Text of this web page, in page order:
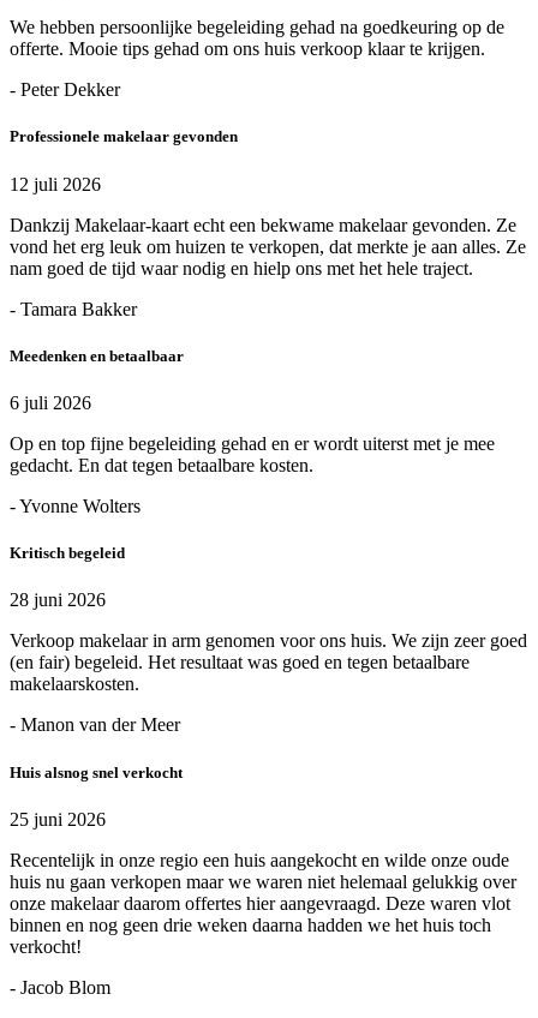
We hebben persoonlijke begeleiding gehad na goedkeuring op de
offerte. Mooie tips gehad om ons huis verkoop klaar te krijgen.
- Peter Dekker
Professionele makelaar gevonden
12 juli 2026
Dankzij Makelaar-kaart echt een bekwame makelaar gevonden. Ze
vond het erg leuk om huizen te verkopen, dat merkte je aan alles. Ze
nam goed de tijd waar nodig en hielp ons met het hele traject.
- Tamara Bakker
Meedenken en betaalbaar
6 juli 2026
Op en top fijne begeleiding gehad en er wordt uiterst met je mee
gedacht. En dat tegen betaalbare kosten.
- Yvonne Wolters
Kritisch begeleid
28 juni 2026
Verkoop makelaar in arm genomen voor ons huis. We zijn zeer goed
(en fair) begeleid. Het resultaat was goed en tegen betaalbare
makelaarskosten.
- Manon van der Meer
Huis alsnog snel verkocht
25 juni 2026
Recentelijk in onze regio een huis aangekocht en wilde onze oude
huis nu gaan verkopen maar we waren niet helemaal gelukkig over
onze makelaar daarom offertes hier aangevraagd. Deze waren vlot
binnen en nog geen drie weken daarna hadden we het huis toch
verkocht!
- Jacob Blom